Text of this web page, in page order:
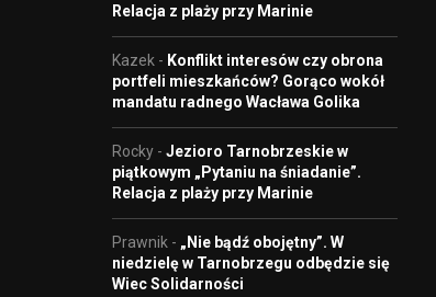
Relacja z plaży przy Marinie
Kazek - Konflikt interesów czy obrona
portfeli mieszkańców? Gorąco wokół
mandatu radnego Wacława Golika
Rocky - Jezioro Tarnobrzeskie w
piątkowym „Pytaniu na śniadanie”.
Relacja z plaży przy Marinie
Prawnik - „Nie bądź obojętny”. W
niedzielę w Tarnobrzegu odbędzie się
Wiec Solidarności